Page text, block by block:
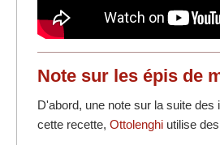
Note sur les épis de
D'abord, une note sur la suite des
cette recette, Ottolenghi utilise